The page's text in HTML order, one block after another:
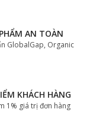
AN TOÀN
GlobalGap, Organic
KHÁCH HÀNG
1% giá trị đơn hàng